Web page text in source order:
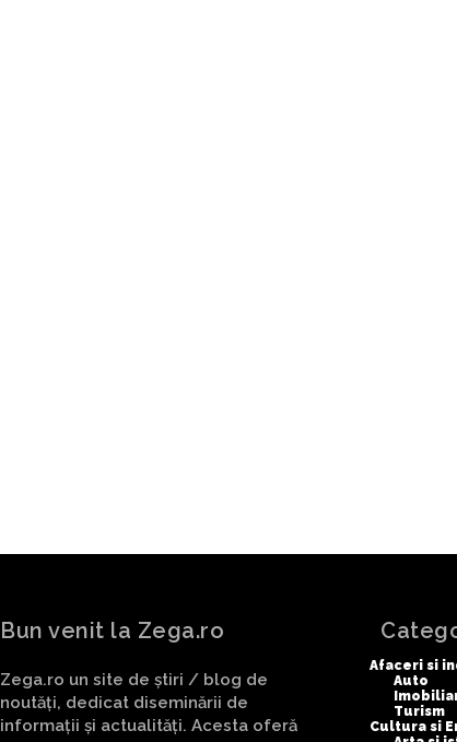
Bun venit la Zega.ro
Zega.ro un site de știri / blog de
noutăți, dedicat diseminării de
informații și actualități. Acesta oferă
Afaceri si
Auto
Turism
Cultura si